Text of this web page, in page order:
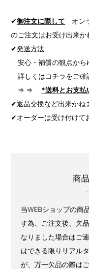
✔御注文に際して オン
のご注文はお受け出来か
✔発送方法
安心・補償の観点から
詳しくはコチラをご確
⇒ ⇒
*送料とお支払
✔返品交換など出来かね
✔オーダーは受け付けて
商
当WEBショップの商
す為、ご注文後、欠
なりました場合はご
はできる限りリアル
が、万一欠品の際は